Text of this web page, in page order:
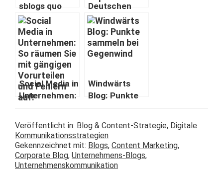
s­blogs quo
vadi­tis? #blog­
fu­ture
Deutschen
Preis für
Onlinekom­mu­
nika­tion #dpok
Social Media in
Unternehmen:
mit gängi­gen
Vorurteilen
und Fehlern
auf!
Wind­wärts
Blog: Punk­te
Veröffentlicht in: Blog & Content-Strategie, Digitale
Kommunikationsstrategien
Gekennzeichnet mit: Blogs, Content Marketing,
Corporate Blog, Unternehmens-Blogs,
Unternehmenskommunikation